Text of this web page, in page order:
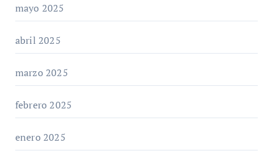
mayo 2025
abril 2025
marzo 2025
febrero 2025
enero 2025